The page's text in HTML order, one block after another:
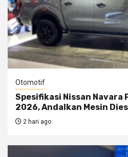
Otomotif
Spesifikasi Nissan Navara
2026, Andalkan Mesin
2 hari ago